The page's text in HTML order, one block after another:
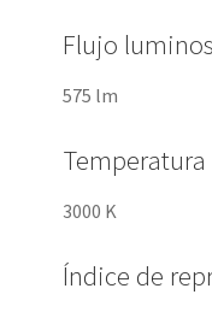
Flujo
575 lm
3000 K
Índice de